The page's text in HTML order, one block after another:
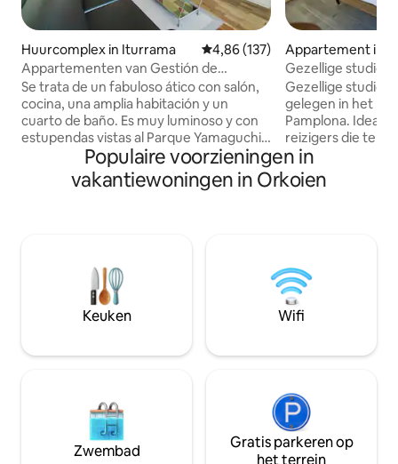
Huurcomplex in Iturrama Gemiddelde beoordeling van
4,86 (137)
Appartementen van Gestión de
Alojamientos, Fabulo...
Se trata de un fabuloso ático con salón,
cocina, una amplia habitación y un
cuarto de baño. Es muy luminoso y con
estupendas vistas al Parque Yamaguchi.
Es una 7ª altura, con ascensor. Posibilidad
de parking subterráneo debajo del
edificio que comunica directamente con
petición y con suplemento de 12€/día
(IVA incluido) por mascota. Si necesita
secador de pelo, cuna o trona,
indíquenoslo por favor antes de su
Appartement in
o
Gezellige studio
Gezellige studio
gelegen in het
Pamplona. Ideaal
reizigers die te
genieten, omdat
loopafstand ligt
middellang
badkamer. Perfect voor het ontdekken
van Pamplona en
lokale sfeer.
Populaire voorzieningen in
vakantiewoningen in Orkoien
Keuken Wifi
Zwembad
Gratis parkeren op
het terrein